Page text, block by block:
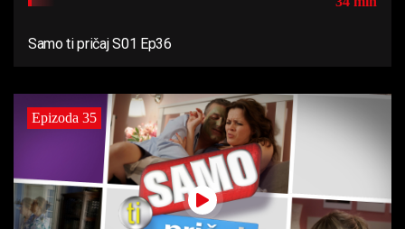
Samo ti pričaj S01 Ep36
Epizoda 35